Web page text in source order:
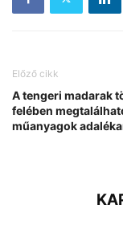
Előző cikk
A tengeri madarak
felében
műanyagok